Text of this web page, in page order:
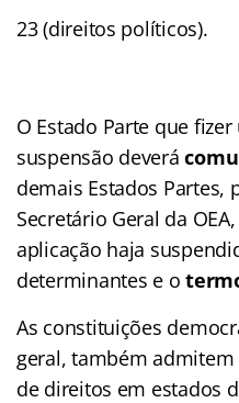
23 (direitos políticos).
O Estado Parte que
suspensão deverá
demais Estados Partes,
Secretário Geral da
aplicação haja
determinantes e o
As constituições
geral, também
de direitos em estados